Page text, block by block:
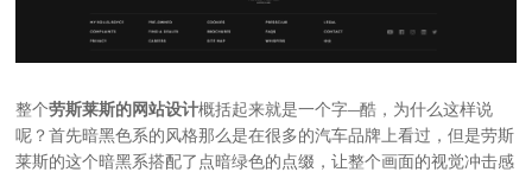
整个劳斯莱斯的网站设计概括起来就是一个字—酷，为什么这样说
呢？首先暗黑色系的风格那么是在很多的汽车品牌上看过，但是劳斯
莱斯的这个暗黑系搭配了点暗绿色的点缀，让整个画面的视觉冲击感